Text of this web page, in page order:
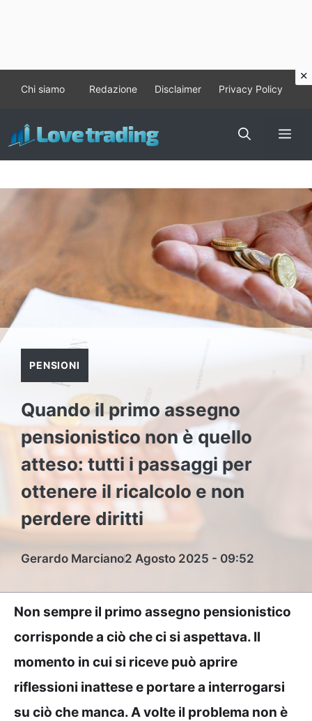
contenuto
Chi siamo Redazione Disclaimer Privacy Policy
PENSIONI
Quando il primo assegno
pensionistico non è quello
atteso: tutti i passaggi per
ottenere il ricalcolo e non
perdere diritti
Gerardo Marciano2 Agosto 2025 - 09:52
Non sempre il primo assegno pensionistico
corrisponde a ciò che ci si aspettava. Il
momento in cui si riceve può aprire
riflessioni inattese e portare a interrogarsi
su ciò che manca. A volte il problema non è